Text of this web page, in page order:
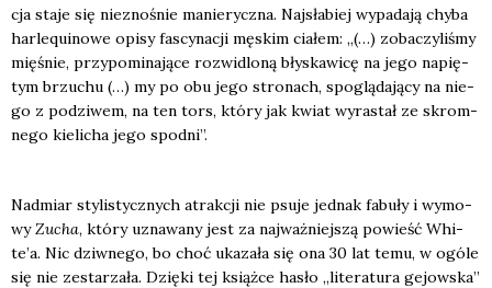
cja sta­je się nie­zno­śnie manie­rycz­na. Naj­sła­biej wypa­da­ją chy­ba
har­le­qu­ino­we opi­sy fascy­na­cji męskim cia­łem: „(…) zoba­czy­li­śmy
mię­śnie, przy­po­mi­na­ją­ce roz­wi­dlo­ną bły­ska­wi­cę na jego napię­
tym brzu­chu (…) my po obu jego stro­nach, spo­glą­da­ją­cy na nie­
go z podzi­wem, na ten tors, któ­ry jak kwiat wyra­stał ze skrom­
ne­go kie­li­cha jego spodni”.
Nad­miar sty­li­stycz­nych atrak­cji nie psu­je jed­nak fabu­ły i wymo­
wy Zucha, któ­ry uzna­wa­ny jest za naj­waż­niej­szą powieść Whi­
te­’a. Nic dziw­ne­go, bo choć uka­za­ła się ona 30 lat temu, w ogó­le
się nie zesta­rza­ła. Dzię­ki tej książ­ce hasło „lite­ra­tu­ra gejow­ska”